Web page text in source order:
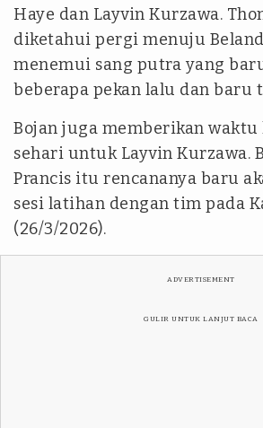
Haye dan Layvin Kurzawa.
diketahui pergi menuju
menemui sang putra yang
beberapa pekan lalu dan baru
Bojan juga memberikan
sehari untuk Layvin Kurzawa.
Prancis itu rencananya baru
sesi latihan dengan tim pada
(26/3/2026).
ADVERTISEMENT
GULIR UNTUK LANJUT BACA